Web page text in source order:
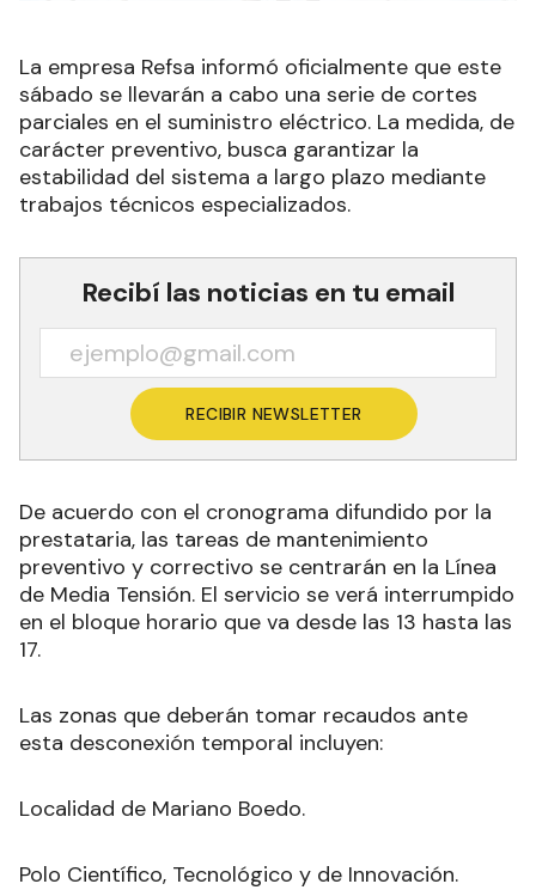
La empresa Refsa informó oficialmente que este
sábado se llevarán a cabo una serie de cortes
parciales en el suministro eléctrico. La medida, de
carácter preventivo, busca garantizar la
estabilidad del sistema a largo plazo mediante
trabajos técnicos especializados.
Recibí las noticias en tu email
RECIBIR NEWSLETTER
De acuerdo con el cronograma difundido por la
prestataria, las tareas de mantenimiento
preventivo y correctivo se centrarán en la Línea
de Media Tensión. El servicio se verá interrumpido
en el bloque horario que va desde las 13 hasta las
17.
Las zonas que deberán tomar recaudos ante
esta desconexión temporal incluyen:
Localidad de Mariano Boedo.
Polo Científico, Tecnológico y de Innovación.